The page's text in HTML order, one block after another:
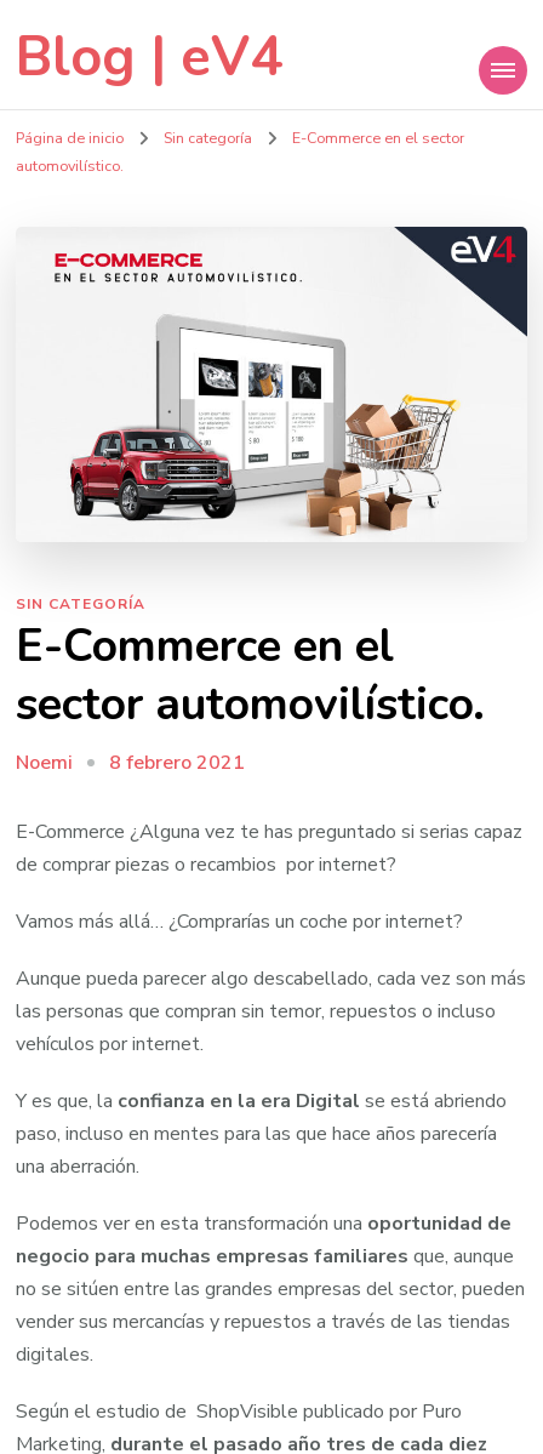
Blog | eV4
Página de inicio Sin categoría
E-Commerce en el sector
automovilístico.
SIN CATEGORÍA
E-Commerce en el
sector automovilístico.
Noemi 8 febrero 2021
E-Commerce ¿Alguna vez te has preguntado si serias capaz
de comprar piezas o recambios por internet?
Vamos más allá… ¿Comprarías un coche por internet?
Aunque pueda parecer algo descabellado, cada vez son más
las personas que compran sin temor, repuestos o incluso
vehículos por internet.
Y es que, la confianza en la era Digital se está abriendo
paso, incluso en mentes para las que hace años parecería
una aberración.
Podemos ver en esta transformación una oportunidad de
negocio para muchas empresas familiares que, aunque
no se sitúen entre las grandes empresas del sector, pueden
vender sus mercancías y repuestos a través de las tiendas
digitales.
Según el estudio de ShopVisible publicado por Puro
Marketing, durante el pasado año tres de cada diez